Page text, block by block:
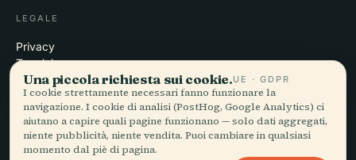
LEGALE
Privacy
Termini
Impostazioni cookie
Elimina account
Una piccola richiesta sui cookie.UE · GDPR
I cookie strettamente necessari fanno funzionare la
navigazione. I cookie di analisi (PostHog, Google Analytics) ci
aiutano a capire quali pagine funzionano — solo dati aggregati,
niente pubblicità, niente vendita. Puoi cambiare in qualsiasi
momento dal piè di pagina.